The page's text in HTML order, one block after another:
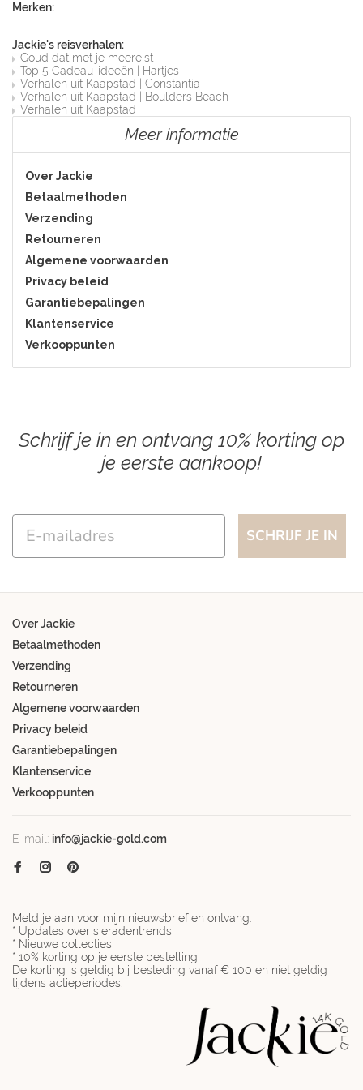
Merken:
Jackie's reisverhalen:
Goud dat met je meereist
Top 5 Cadeau-ideeën | Hartjes
Verhalen uit Kaapstad | Constantia
Verhalen uit Kaapstad | Boulders Beach
Verhalen uit Kaapstad
Meer informatie
Over Jackie
Betaalmethoden
Verzending
Retourneren
Algemene voorwaarden
Privacy beleid
Garantiebepalingen
Klantenservice
Verkooppunten
Schrijf je in en ontvang 10% korting op
je eerste aankoop!
Email
SCHRIJF JE IN
Over Jackie
Betaalmethoden
Verzending
Retourneren
Algemene voorwaarden
Privacy beleid
Garantiebepalingen
Klantenservice
Verkooppunten
E-mail: info@jackie-gold.com
Meld je aan voor mijn nieuwsbrief en ontvang:
* Updates over sieradentrends
* Nieuwe collecties
* 10% korting op je eerste bestelling
De korting is geldig bij besteding vanaf € 100 en niet geldig
tijdens actieperiodes.